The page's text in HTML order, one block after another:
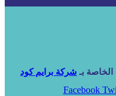
الخاصة بـ شركة برايم كود
Facebook